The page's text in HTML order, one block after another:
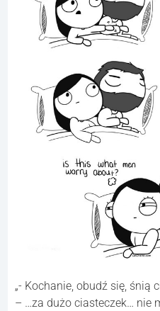
„- Kochanie, obudź się, śnią
– …za dużo ciasteczek… nie